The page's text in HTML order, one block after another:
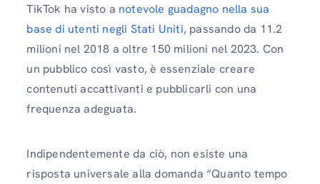
TikTok ha visto a notevole guadagno nella sua
base di utenti negli Stati Uniti, passando da 11.2
milioni nel 2018 a oltre 150 milioni nel 2023. Con
un pubblico così vasto, è essenziale creare
contenuti accattivanti e pubblicarli con una
frequenza adeguata.
Indipendentemente da ciò, non esiste una
risposta universale alla domanda “Quanto tempo